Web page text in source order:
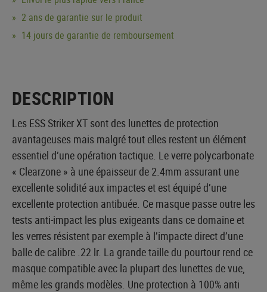
2 ans de garantie sur le produit
14 jours de garantie de remboursement
DESCRIPTION
Les ESS Striker XT sont des lunettes de protection
avantageuses mais malgré tout elles restent un élément
essentiel d’une opération tactique. Le verre polycarbonate
« Clearzone » à une épaisseur de 2.4mm assurant une
excellente solidité aux impactes et est équipé d’une
excellente protection antibuée. Ce masque passe outre les
tests anti-impact les plus exigeants dans ce domaine et
les verres résistent par exemple à l’impacte direct d’une
balle de calibre .22 lr. La grande taille du pourtour rend ce
masque compatible avec la plupart des lunettes de vue,
même les grands modèles. Une protection à 100% anti